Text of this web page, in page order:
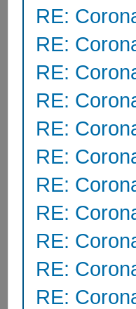
RE:
RE:
RE:
RE:
RE:
RE:
RE:
RE:
RE:
RE:
RE: